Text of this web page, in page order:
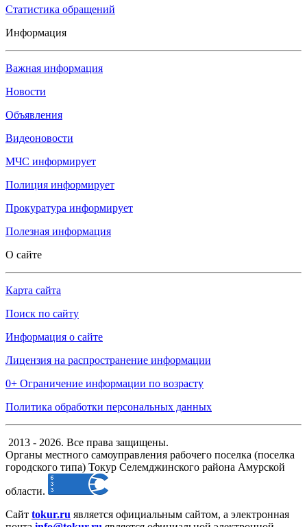
Статистика обращений
Информация
Важная информация
Новости
Объявления
Видеоновости
МЧС информирует
Полиция информирует
Прокуратура информирует
Полезная информация
О сайте
Карта сайта
Поиск по сайту
Информация о сайте
Лицензия на распространение информации
0+ Ограничение информации по возрасту
Политика обработки персональных данных
2013 - 2026. Все права защищены.
Органы местного самоуправления рабочего поселка (поселка
городского типа) Токур Селемджинского района Амурской
области.
Сайт tokur.ru является официальным сайтом, а электронная